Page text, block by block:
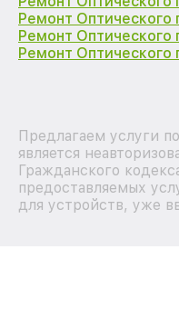
Ремонт Оптического
Ремонт
Ремонт Оптического
Предлагаем услуги
является
Гражданского
предоставляемых
для устройств, уже